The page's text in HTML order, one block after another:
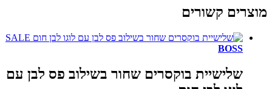
מוצרים קשורים
SALE
BOSS
שלישיית בוקסרים שחור בשילוב פס לבן עם